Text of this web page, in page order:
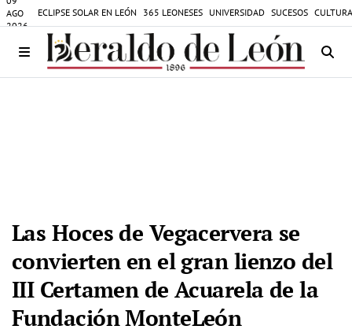
AGO
2026
ECLIPSE SOLAR EN LEÓN 365 LEONESES UNIVERSIDAD SUCESOS
Las Hoces de Vegacervera se
convierten en el gran lienzo del
III Certamen de Acuarela de la
Fundación MonteLeón